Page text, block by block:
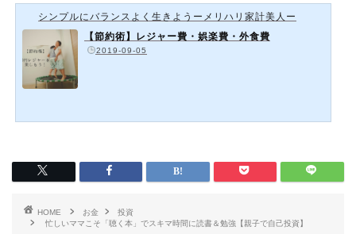
シンプルにバランスよく生きようーメリハリ家計美人ー
【節約術】レジャー費・娯楽費・外食費
2019-09-05
HOME お金
投資
忙しいママこそ「聴く本」でスキマ時間に読書＆勉強【親子で自己投資】